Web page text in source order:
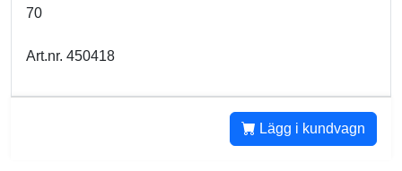
70
Art.nr. 450418
Lägg i kundvagn